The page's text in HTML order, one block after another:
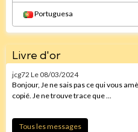
Portuguesa
Livre d'or
jcg72 Le 08/03/2024
Bonjour, Je ne sais pas ce qui vous
copié. Je ne trouve trace que ...
Tous les messages